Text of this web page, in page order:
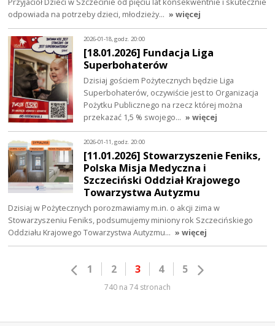
odpowiada na potrzeby dzieci, młodzieży… » więcej
2026-01-18, godz. 20:00
[18.01.2026] Fundacja Liga
Superbohaterów
Dzisiaj gościem Pożytecznych będzie Liga
Superbohaterów, oczywiście jest to Organizacja
Pożytku Publicznego na rzecz której można
przekazać 1,5 % swojego… » więcej
2026-01-11, godz. 20:00
[11.01.2026] Stowarzyszenie Feniks,
Polska Misja Medyczna i
Szczeciński Oddział Krajowego
Towarzystwa Autyzmu
Dzisiaj w Pożytecznych porozmawiamy m.in. o akcji zima w
Stowarzyszeniu Feniks, podsumujemy miniony rok Szczecińskiego
Oddziału Krajowego Towarzystwa Autyzmu… » więcej
1 2 3 4 5
740 na 74 stronach